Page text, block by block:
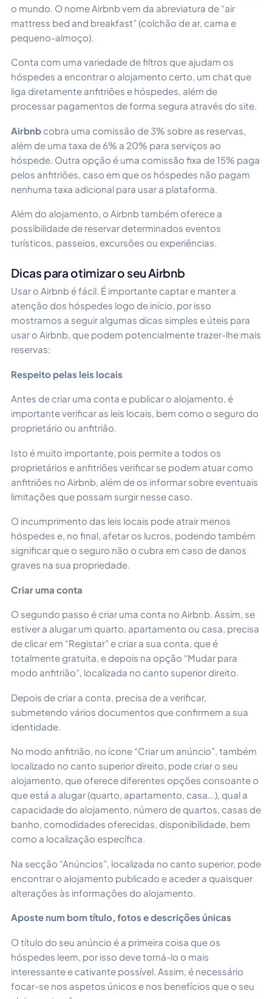
o mundo. O nome Airbnb vem da abreviatura de “air
mattress bed and breakfast” (colchão de ar, cama e
pequeno-almoço).
Conta com uma variedade de filtros que ajudam os
hóspedes a encontrar o alojamento certo, um chat que
liga diretamente anfitriões e hóspedes, além de
processar pagamentos de forma segura através do site.
Airbnb cobra uma comissão de 3% sobre as reservas,
além de uma taxa de 6% a 20% para serviços ao
hóspede. Outra opção é uma comissão fixa de 15% paga
pelos anfitriões, caso em que os hóspedes não pagam
nenhuma taxa adicional para usar a plataforma.
Além do alojamento, o Airbnb também oferece a
possibilidade de reservar determinados eventos
turísticos, passeios, excursões ou experiências.
Dicas para otimizar o seu Airbnb
Usar o Airbnb é fácil. É importante captar e manter a
atenção dos hóspedes logo de início, por isso
mostramos a seguir algumas dicas simples e úteis para
usar o Airbnb, que podem potencialmente trazer-lhe mais
reservas:
Respeito pelas leis locais
Antes de criar uma conta e publicar o alojamento, é
importante verificar as leis locais, bem como o seguro do
proprietário ou anfitrião.
Isto é muito importante, pois permite a todos os
proprietários e anfitriões verificar se podem atuar como
anfitriões no Airbnb, além de os informar sobre eventuais
limitações que possam surgir nesse caso.
O incumprimento das leis locais pode atrair menos
hóspedes e, no final, afetar os lucros, podendo também
significar que o seguro não o cubra em caso de danos
graves na sua propriedade.
Criar uma conta
O segundo passo é criar uma conta no Airbnb. Assim, se
estiver a alugar um quarto, apartamento ou casa, precisa
de clicar em “Registar” e criar a sua conta, que é
totalmente gratuita, e depois na opção “Mudar para
modo anfitrião”, localizada no canto superior direito.
Depois de criar a conta, precisa de a verificar,
submetendo vários documentos que confirmem a sua
identidade.
No modo anfitrião, no ícone “Criar um anúncio”, também
localizado no canto superior direito, pode criar o seu
alojamento, que oferece diferentes opções consoante o
que está a alugar (quarto, apartamento, casa...), qual a
capacidade do alojamento, número de quartos, casas de
banho, comodidades oferecidas, disponibilidade, bem
como a localização específica.
Na secção “Anúncios”, localizada no canto superior, pode
encontrar o alojamento publicado e aceder a quaisquer
alterações às informações do alojamento.
Aposte num bom título, fotos e descrições únicas
O título do seu anúncio é a primeira coisa que os
hóspedes leem, por isso deve torná-lo o mais
interessante e cativante possível. Assim, é necessário
focar-se nos aspetos únicos e nos benefícios que o seu